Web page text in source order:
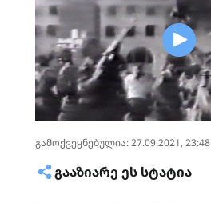
გამოქვეყნებულია: 27.09.2021, 23:48
ᲒᲐᲐᲖᲘᲐᲠᲔ ᲔᲡ ᲡᲢᲐᲢᲘᲐ